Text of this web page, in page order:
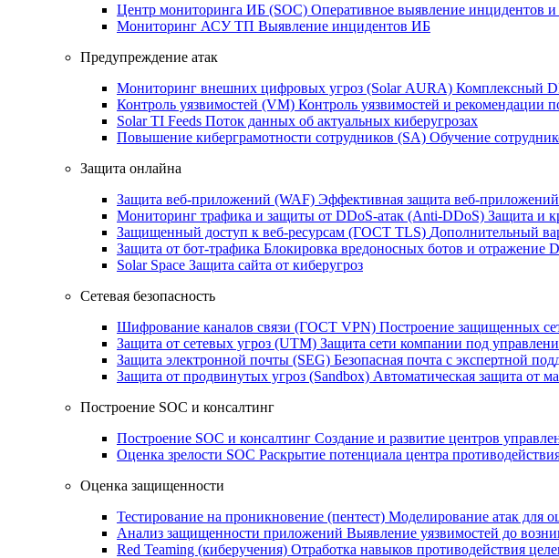
Центр мониторинга ИБ (SOC) Оперативное выявление инцидентов и
Мониторинг АСУ ТП Выявление инцидентов ИБ
Предупреждение атак
Мониторинг внешних цифровых угроз (Solar AURA) Комплексный
Контроль уязвимостей (VM) Контроль уязвимостей и рекомендации
Solar TI Feeds Поток данных об актуальных киберугрозах
Повышение киберграмотности сотрудников (SA) Обучение
Защита онлайна
Защита веб-приложений (WAF) Эффективная защита веб-приложений
Мониторинг трафика и защиты от DDoS‑атак (Anti‑DDoS) Защита и
Защищенный доступ к веб-ресурсам (ГОСТ TLS) Дополнительный
Защита от бот‑трафика Блокировка вредоносных ботов и отражение
Solar Space Защита сайта от киберугроз
Сетевая безопасность
Шифрование каналов связи (ГОСТ VPN) Построение защищенных
Защита от сетевых угроз (UTM) Защита сети компании под
Защита электронной почты (SEG) Безопасная почта с экспертной
Защита от продвинутых угроз (Sandbox) Автоматическая защита от
Построение SOC и консалтинг
Построение SOC и консалтинг Создание и развитие центров
Оценка зрелости SOC Раскрытие потенциала центра
Оценка защищенности
Тестирование на проникновение (пентест) Моделирование атак для
Анализ защищенности приложений Выявление уязвимостей до
Red Teaming (киберучения) Отработка навыков противодействия